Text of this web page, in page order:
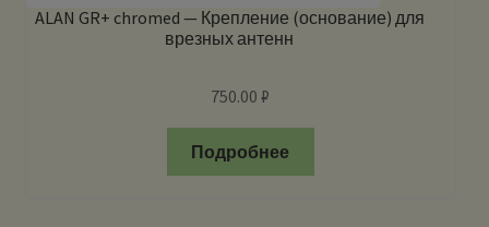
ALAN GR+ chromed — Крепление (основание) для
врезных антенн
750.00₽
Подробнее